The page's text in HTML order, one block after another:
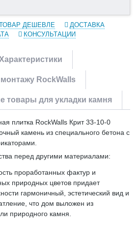
ДЕШЕВЛЕ
ДОСТАВКА
КОНСУЛЬТАЦИИ
RockWalls
товары для укладки камня
плитка RockWalls Крит 33-10-0
камень из специального бетона с
перед другими материалами:
проработанных фактур и
природных цветов придает
гармоничный, эстетический вид и
что дом выложен из
природного камня.